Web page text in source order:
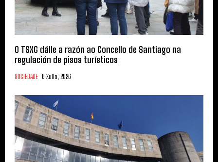
O TSXG dálle a razón ao Concello de Santiago na
regulación de pisos turísticos
SOCIEDADE 6 Xullo, 2026